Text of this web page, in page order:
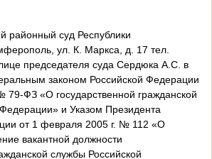
районный суд Республики
ул. К. Маркса, д. 17 тел.
председателя суда Сердюка А.С. в
законом Российской Федерации
79-ФЗ «О государственной гражданской
и Указом Президента
от 1 февраля 2005 г. № 112 «О
вакантной должности
службы Российской